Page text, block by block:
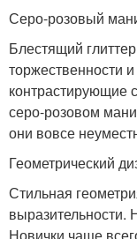
Серо-розовый
Блестящий
торжественности
контрастирующие
серо-розовом
они вовсе
Геометрический
Стильная
выразительности.